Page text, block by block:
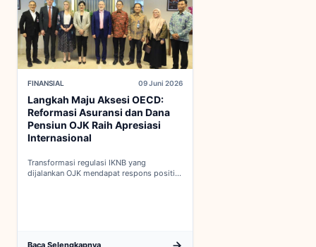
FINANSIAL 09 Juni 2026
Langkah Maju Aksesi OECD:
Reformasi Asuransi dan Dana
Pensiun OJK Raih Apresiasi
Internasional
Transformasi regulasi IKNB yang
dijalankan OJK mendapat respons positif